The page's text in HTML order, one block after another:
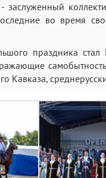
заслуженный
во время
праздника стал
Кавказа,